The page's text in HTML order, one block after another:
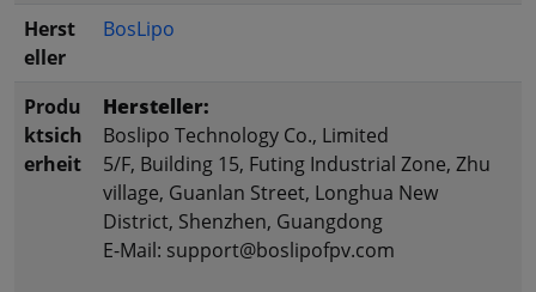
Herst
eller
BosLipo
Produ
ktsich
erheit
Hersteller:
Boslipo Technology Co., Limited
5/F, Building 15, Futing Industrial Zone, Zhu
village, Guanlan Street, Longhua New
District, Shenzhen, Guangdong
E-Mail: support@boslipofpv.com